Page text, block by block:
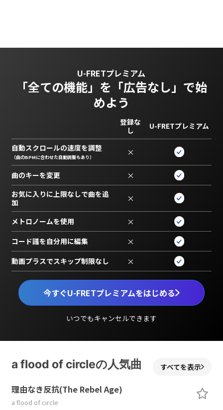
U-FRETプレミアム
「全ての機能」を 「広告なし」で始
めよう
今すぐU-FRETプレミアムをはじめる
いつでもキャンセルできます
登録な
し
U-FRETプレミアム
自動スクロールの速度を調整
（曲のBPMに合わせた自動調整もあり） ×
曲のキーを変更 ×
お気に入りに上限なしで曲を追
加
×
メトロノームを使用 ×
コード譜を自分用に編集 ×
動画プラスでスキップ制限なし ×
a flood of circleの人気曲 すべてを表示
理由なき反抗(The Rebel Age)
a flood of circle